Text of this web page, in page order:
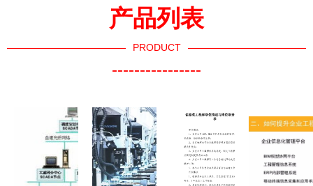
产品列表
PRODUCT
----------------